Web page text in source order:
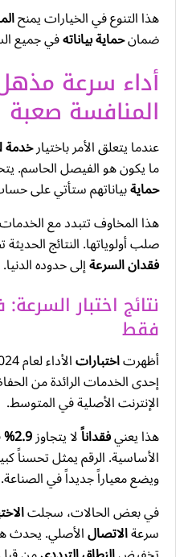
هذا التنوع في الخيارات يمنح
ضمانحمايةبياناتهفي جميع
أداء سرعة
المنافسة صعبة
عندما يتعلق الأمر باختيارخدمة VPN
ما يكون هو الفيصل الحاسم.
حمايةبياناتهم ستأتي على
هذا المخاوف تتبدد مع
صلب أولوياتها. النتائج
فقدان السرعةإلى حدوده الدنيا.
نتائج اختبار
فقط
أظهرتاختبارات
إحدى الخدمات الرائدة من
الإنترنت الأصلية في المتوسط.
هذا يعنيفقداناًلا يتجاوز2.9%
الأساسية. الرقم يمثل تحسناً
ويضع معياراً جديداً في الصناعة.
في بعض الحالات، سجلت
سرعةالاتصالالأصلي. يحدث